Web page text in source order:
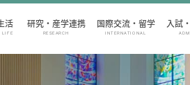
活
LIFE
研究・産学連携
RESEARCH
国際交流・留学
INTERNATIONAL
入試